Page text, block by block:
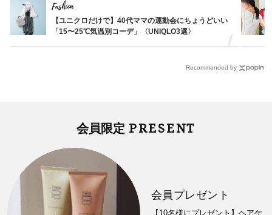
Fashion
【ユニクロだけで】40代ママの運動会にちょうどいい
「15〜25℃気温別コーデ」〈UNIQLO3選〉
Recommended by
会員限定 PRESENT
会員プレゼント
【10名様にプレゼント】ヘアケ